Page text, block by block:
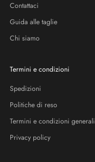
Contattaci
Guida alle taglie
Chi siamo
Termini e condizioni
Spedizioni
Politiche di reso
Termini e condizioni generali
Privacy policy